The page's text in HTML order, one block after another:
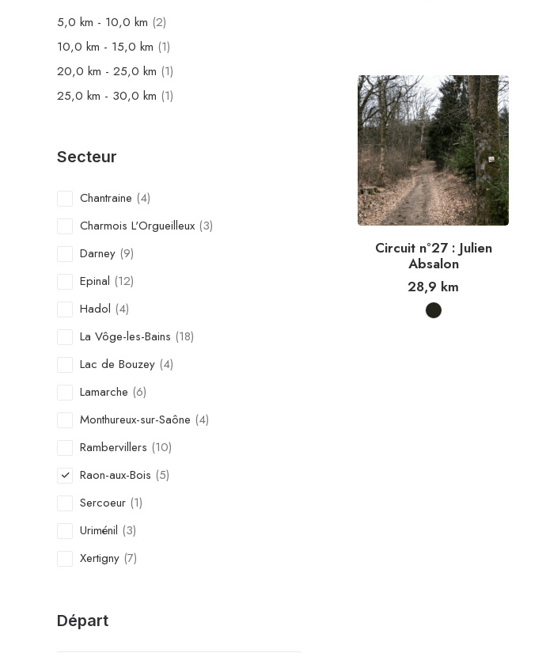
5,0 km - 10,0 km (2)
10,0 km - 15,0 km (1)
20,0 km - 25,0 km (1)
25,0 km - 30,0 km (1)
Secteur
Chantraine (4)
Charmois L'Orgueilleux (3)
Darney (9)
Epinal (12)
Hadol (4)
La Vôge-les-Bains (18)
Lac de Bouzey (4)
Lamarche (6)
Monthureux-sur-Saône (4)
Rambervillers (10)
Raon-aux-Bois (5)
Sercoeur (1)
Uriménil (3)
Xertigny (7)
Départ
Circuit n°27 : Julien
Absalon
28,9 km